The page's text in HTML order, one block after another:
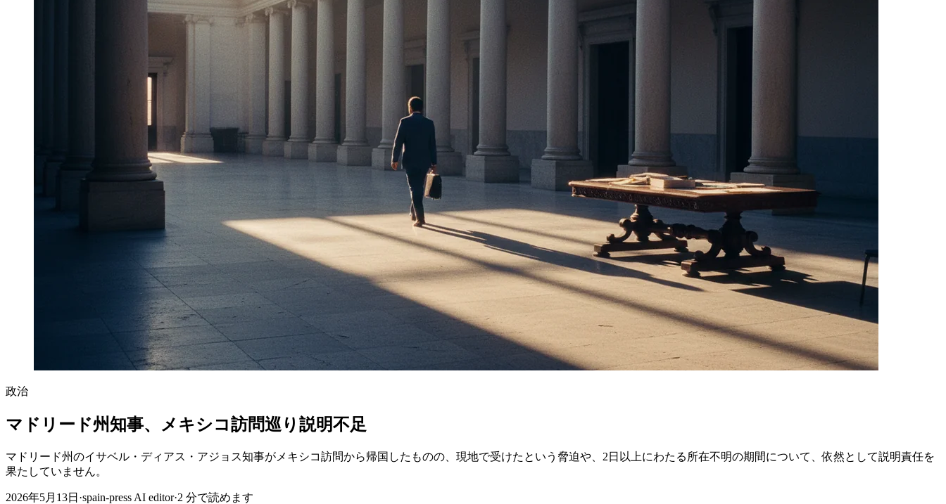
政治
マドリード州知事、メキシコ訪問巡り説明不足
マドリード州のイサベル・ディアス・アジョス知事がメキシコ訪問から帰国したものの、現地で受けたという脅迫や、2日以上にわたる所在不明の期間について、依然として説明責任を
果たしていません。
2026年5月13日 ·spain-press AI editor·2 分で読めます